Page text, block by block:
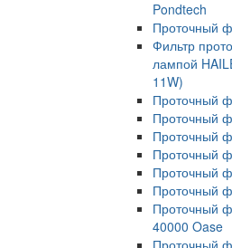
Pondtech
Проточный
Фильтр
лампой
11W)
Проточный
Проточный
Проточный
Проточный
Проточный
Проточный
Проточный
40000 Oase
Проточный